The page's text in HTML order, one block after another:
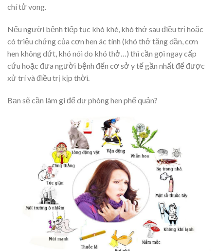
chí tử vong.
Nếu người bệnh tiếp tục khò khè, khó thở sau điều trị hoặc
có triệu chứng của cơn hen ác tính (khó thở tăng dần, cơn
hen không dứt, khó nói do khó thở…) thì cần gọi ngay cấp
cứu hoặc đưa người bệnh đến cơ sở y tế gần nhất để được
xử trí và điều trị kịp thời.
Bạn sẽ cần làm gì để dự phòng hen phế quản?